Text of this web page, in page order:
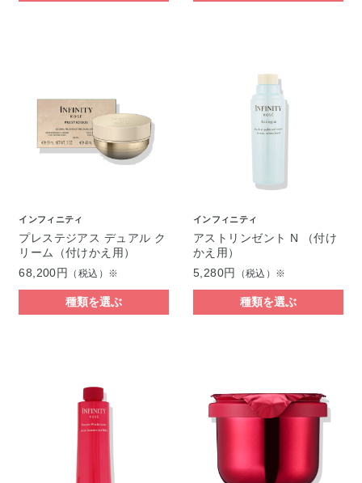
インフィニティ
プレステジアス デュアル ク
リーム（付けかえ用）
68,200円
（税込）※
種類を選ぶ
インフィニティ
アストリンゼント N （付け
かえ用）
5,280円
（税込）※
種類を選ぶ